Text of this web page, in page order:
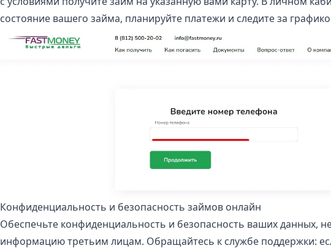
состояние вашего займа, планируйте платежи и следите за
Конфиденциальность и безопасность займов онлайн
Обеспечьте конфиденциальность и безопасность ваших данных,
информацию третьим лицам. Обращайтесь к службе поддержки: